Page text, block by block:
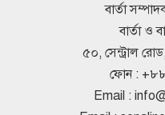
বার্তা
বার্তা ও
৫০, সেন্ট্রাল
ফোন :
Email :